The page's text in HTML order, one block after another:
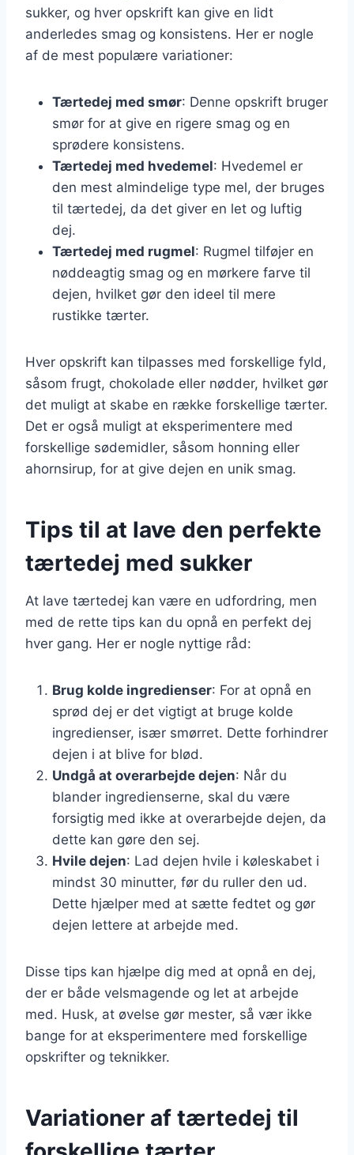
sukker, og hver opskrift kan give en lidt
anderledes smag og konsistens. Her er nogle
af de mest populære variationer:
Tærtedej med smør: Denne opskrift bruger
smør for at give en rigere smag og en
sprødere konsistens.
Tærtedej med hvedemel: Hvedemel er
den mest almindelige type mel, der bruges
til tærtedej, da det giver en let og luftig
dej.
Tærtedej med rugmel: Rugmel tilføjer en
nøddeagtig smag og en mørkere farve til
dejen, hvilket gør den ideel til mere
rustikke tærter.
Hver opskrift kan tilpasses med forskellige fyld,
såsom frugt, chokolade eller nødder, hvilket gør
det muligt at skabe en række forskellige tærter.
Det er også muligt at eksperimentere med
forskellige sødemidler, såsom honning eller
ahornsirup, for at give dejen en unik smag.
Tips til at lave den perfekte
tærtedej med sukker
At lave tærtedej kan være en udfordring, men
med de rette tips kan du opnå en perfekt dej
hver gang. Her er nogle nyttige råd:
Brug kolde ingredienser: For at opnå en
sprød dej er det vigtigt at bruge kolde
ingredienser, især smørret. Dette forhindrer
dejen i at blive for blød.
Undgå at overarbejde dejen: Når du
blander ingredienserne, skal du være
forsigtig med ikke at overarbejde dejen, da
dette kan gøre den sej.
Hvile dejen: Lad dejen hvile i køleskabet i
mindst 30 minutter, før du ruller den ud.
Dette hjælper med at sætte fedtet og gør
dejen lettere at arbejde med.
Disse tips kan hjælpe dig med at opnå en dej,
der er både velsmagende og let at arbejde
med. Husk, at øvelse gør mester, så vær ikke
bange for at eksperimentere med forskellige
opskrifter og teknikker.
Variationer af tærtedej til